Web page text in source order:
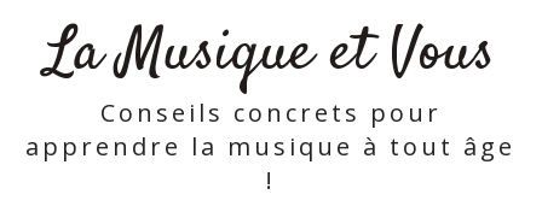
La Musique et Vous
Conseils concrets pour
apprendre la musique à tout âge
!